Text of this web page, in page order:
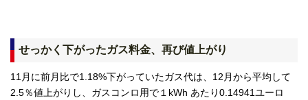
せっかく下がったガス料金、再び値上がり
11月に前月比で1.18%下がっていたガス代は、12月から平均して
2.5％値上がりし、ガスコンロ用で１kWh あたり0.14941ユーロ